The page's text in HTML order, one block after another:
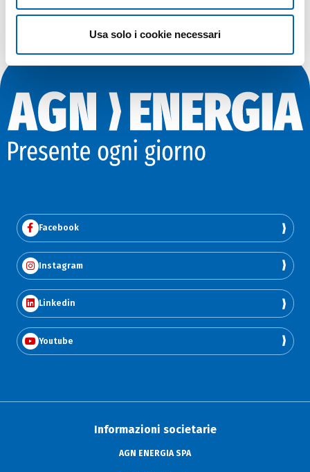
Usa solo i cookie necessari
Facebook
Instagram
Linkedin
Youtube
Informazioni societarie
AGN ENERGIA SPA